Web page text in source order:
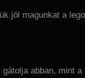
jól magunkat a
abban, mint